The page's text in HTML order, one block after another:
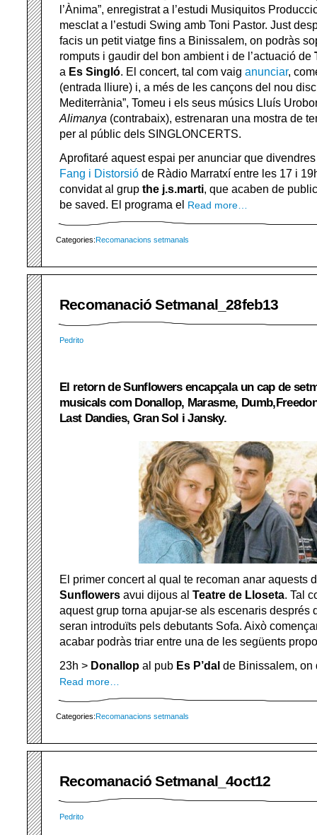
l’Ànima”, enregistrat a l’estudi Musiquitos
mesclat a l’estudi Swing amb Toni Pastor. Just
facis un petit viatge fins a Binissalem, on podràs
romputs i gaudir del bon ambient i de l’actuació de
a Es Singló. El concert, tal com vaig anunciar,
(entrada lliure) i, a més de les cançons del nou
Mediterrània”, Tomeu i els seus músics Lluís
Alimanya (contrabaix), estrenaran una mostra de
per al públic dels SINGLONCERTS.
Aprofitaré aquest espai per anunciar que
Fang i Distorsió de Ràdio Marratxí entre les 17 i
convidat al grup the j.s.marti, que acaben de
be saved. El programa el Read more…
Categories: Recomanacions setmanals
Recomanació Setmanal_28feb13
Pedrito
El retorn de Sunflowers encapçala un cap de
musicals com Donallop, Marasme,
Last Dandies, Gran Sol i Jansky.
El primer concert al qual te recoman anar aquests
Sunflowers avui dijous al Teatre de Lloseta. Tal
aquest grup torna apujar-se als escenaris després
seran introduïts pels debutants Sofa. Això
acabar podràs triar entre una de les següents
23h > Donallop al pub Es P’dal de Binissalem, on
Read more…
Categories: Recomanacions setmanals
Recomanació Setmanal_4oct12
Pedrito